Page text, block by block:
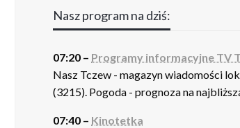
Nasz program na dziś:
07:20 – Programy informacyjne TV
Nasz Tczew - magazyn wiadomości
(3215). Pogoda - prognoza na
07:40 – Kinotetka